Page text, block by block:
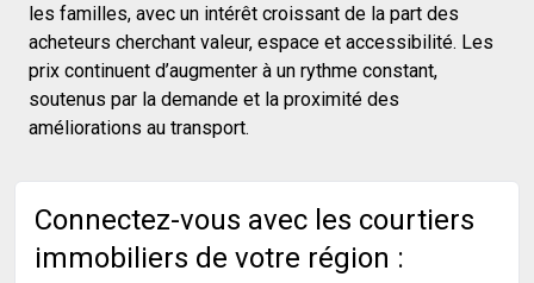
les familles, avec un intérêt croissant de la part des
acheteurs cherchant valeur, espace et accessibilité. Les
prix continuent d’augmenter à un rythme constant,
soutenus par la demande et la proximité des
améliorations au transport.
Connectez-vous avec les courtiers
immobiliers de votre région :